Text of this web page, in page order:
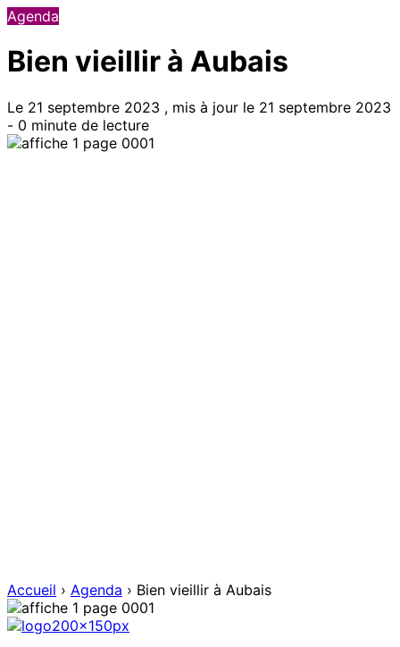
Agenda
Bien vieillir à Aubais
Le 21 septembre 2023 , mis à jour le 21 septembre 2023
- 0 minute de lecture
Accueil › Agenda › Bien vieillir à Aubais